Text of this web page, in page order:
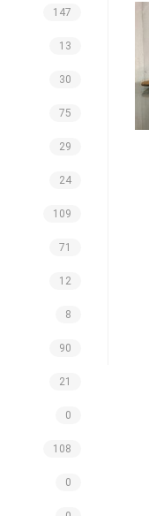
147
13
30
75
29
24
109
71
12
8
90
21
0
108
0